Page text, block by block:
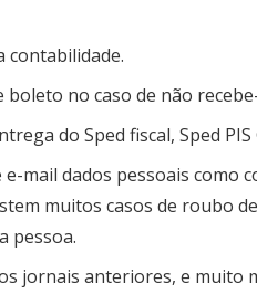
contabilidade.
no caso de não
do Sped fiscal, Sped PIS
mail dados pessoais como
muitos casos de roubo
pessoa.
jornais anteriores, e muito